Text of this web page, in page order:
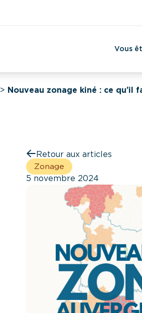
Vous
CPTS Démographie
> Nouveau zonage kiné : ce qu’il
Retour aux articles
Zonage
5 novembre 2024